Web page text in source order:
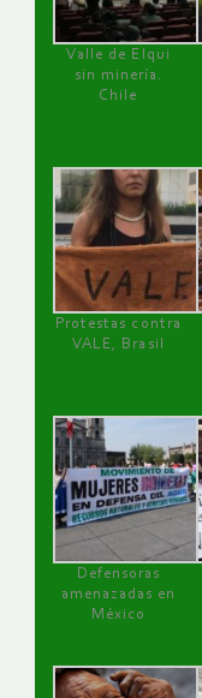
Valle de Elqui
sin minería.
Chile
Protestas contra
VALE, Brasil
Defensoras
amenazadas en
México